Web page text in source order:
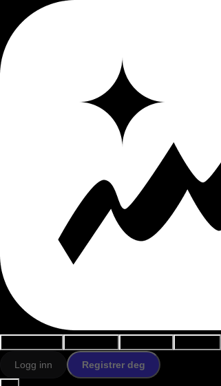
Logg inn Registrer deg